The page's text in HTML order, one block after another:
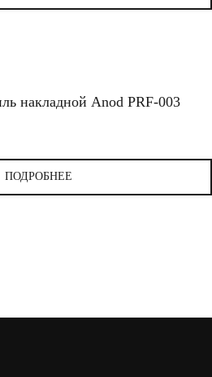
накладной Anod PRF-003
ПОДРОБНЕЕ